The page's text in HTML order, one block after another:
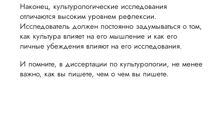
Наконец, культурологические исследования
отличаются высоким уровнем рефлексии.
Исследователь должен постоянно задумываться о том,
как культура влияет на его мышление и как его
личные убеждения влияют на его исследования.
И помните, в диссертации по культурологии, не менее
важно, как вы пишете, чем о чем вы пишете.